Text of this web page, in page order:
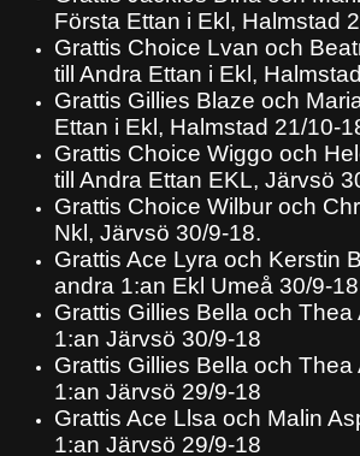
Första Ettan i Ekl, Halmstad
Grattis Choice Lvan och
till Andra Ettan i Ekl,
Grattis Gillies Blaze och
Ettan i Ekl, Halmstad 21/10-
Grattis Choice Wiggo och
till Andra Ettan EKL, Järvsö
Grattis Choice Wilbur och
Nkl, Järvsö 30/9-18.
Grattis Ace Lyra och Kerstin
andra 1:an Ekl Umeå 30/9-18
Grattis Gillies Bella och Thea
1:an Järvsö 30/9-18
Grattis Gillies Bella och Thea
1:an Järvsö 29/9-18
Grattis Ace Llsa och Malin
1:an Järvsö 29/9-18